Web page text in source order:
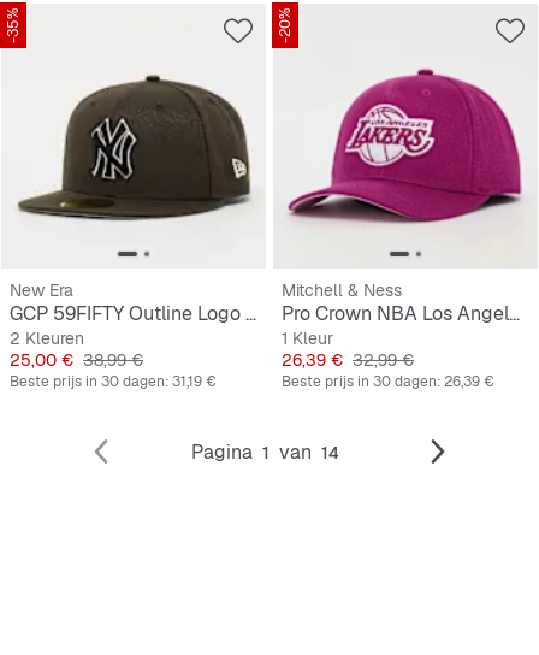
-35%
New Era
GCP 59FIFTY Outline Logo MLB New York Yankees
2 Kleuren
Prijs
25,00 € Originele Prijs
38,99 €
Beste prijs in 30 dagen:31,19 €
-20%
Mitchell & Ness
Pro Crown NBA Los Angeles Lakers
1 Kleur
Prijs
26,39 € Originele Prijs
32,99 €
Beste prijs in 30 dagen:26,39 €
Pagina 1 van 14